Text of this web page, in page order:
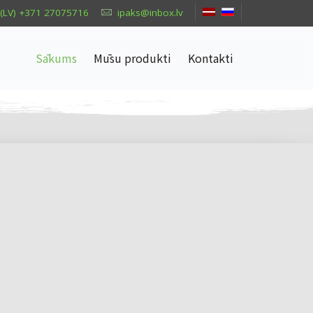
(LV) +371 27075716 ipaks@inbox.lv
Sākums Mūsu produkti Kontakti